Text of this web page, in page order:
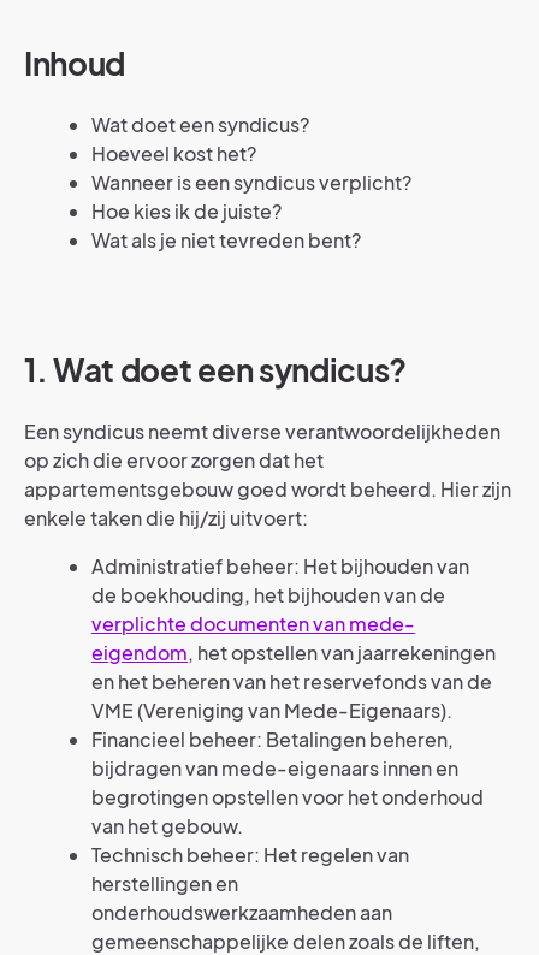
Inhoud
Wat doet een syndicus?
Hoeveel kost het?
Wanneer is een syndicus verplicht?
Hoe kies ik de juiste?
Wat als je niet tevreden bent?
1. Wat doet een syndicus?
Een syndicus neemt diverse verantwoordelijkheden
op zich die ervoor zorgen dat het
appartementsgebouw goed wordt beheerd. Hier zijn
enkele taken die hij/zij uitvoert:
Administratief beheer: Het bijhouden van
de boekhouding, het bijhouden van de
verplichte documenten van mede-
eigendom, het opstellen van jaarrekeningen
en het beheren van het reservefonds van de
VME (Vereniging van Mede-Eigenaars).
Financieel beheer: Betalingen beheren,
bijdragen van mede-eigenaars innen en
begrotingen opstellen voor het onderhoud
van het gebouw.
Technisch beheer: Het regelen van
herstellingen en
onderhoudswerkzaamheden aan
gemeenschappelijke delen zoals de liften,